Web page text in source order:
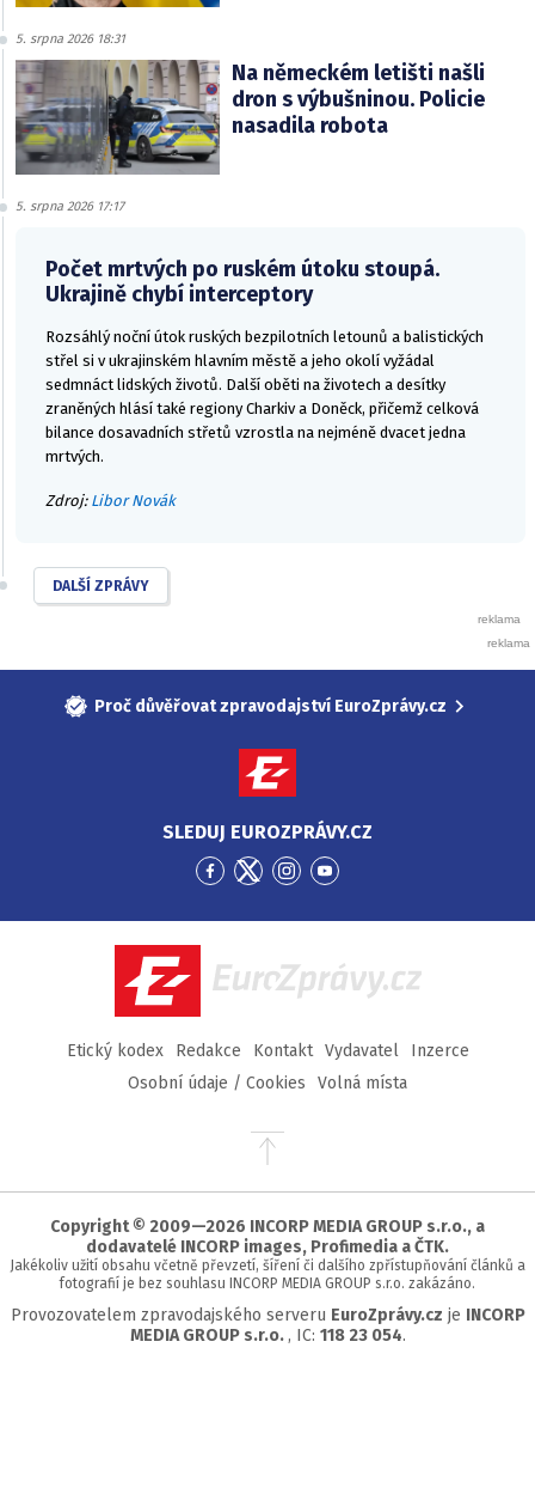
5. srpna 2026 18:31
Na německém letišti našli
dron s výbušninou. Policie
nasadila robota
5. srpna 2026 17:17
Počet mrtvých po ruském útoku stoupá.
Ukrajině chybí interceptory
Rozsáhlý noční útok ruských bezpilotních letounů a balistických
střel si v ukrajinském hlavním městě a jeho okolí vyžádal
sedmnáct lidských životů. Další oběti na životech a desítky
zraněných hlásí také regiony Charkiv a Doněck, přičemž celková
bilance dosavadních střetů vzrostla na nejméně dvacet jedna
mrtvých.
Zdroj: Libor Novák
DALŠÍ ZPRÁVY
Proč důvěřovat zpravodajství EuroZprávy.cz
SLEDUJ EUROZPRÁVY.CZ
Přejít
Facebook
Přejít
Twitter
Přejít
Instagram
Přejít
YouTube
EuroZprávy.cz
Etický kodex Redakce Kontakt Vydavatel
Inzerce
Osobní údaje / Cookies
Volná místa
Přejít
stránky
Copyright © 2009—2026 INCORP MEDIA GROUP s.r.o., a
dodavatelé INCORP images, Profimedia a ČTK.
Jakékoliv užití obsahu včetně převzetí, šíření či dalšího zpřístupňování článků a
fotografií je bez souhlasu INCORP MEDIA GROUP s.r.o. zakázáno.
Provozovatelem zpravodajského serveru EuroZprávy.cz je INCORP
MEDIA GROUP s.r.o. , IC: 118 23 054.